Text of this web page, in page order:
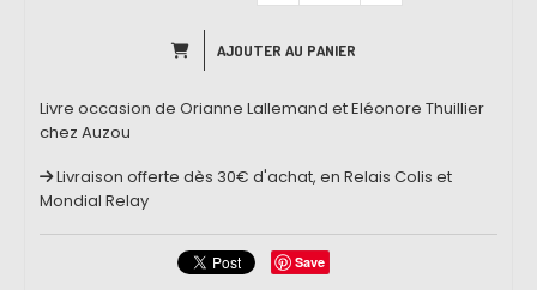
AJOUTER AU PANIER
Livre occasion de Orianne Lallemand et Eléonore Thuillier
chez Auzou
Livraison offerte dès 30€ d'achat, en Relais Colis et
Mondial Relay
Save